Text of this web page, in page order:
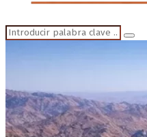
Search
for: